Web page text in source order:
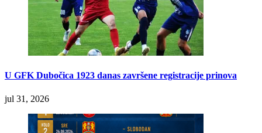
U GFK Dubočica 1923 danas završene registracije prinova
jul 31, 2026